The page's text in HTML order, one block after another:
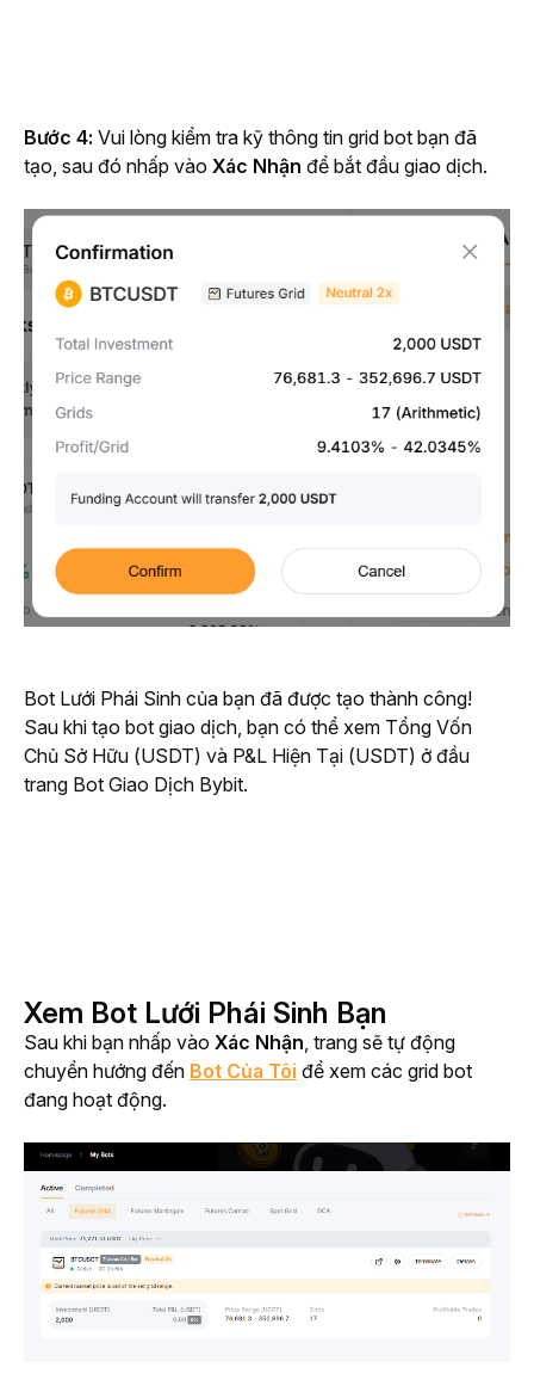
Bước 4: Vui lòng kiểm tra kỹ thông tin grid bot bạn đã
tạo, sau đó nhấp vào Xác Nhận để bắt đầu giao dịch.
Sau khi tạo bot giao dịch, bạn có thể xem Tổng Vốn
Chủ Sở Hữu (USDT) và P&L Hiện Tại (USDT) ở đầu
trang Bot Giao Dịch Bybit.
Xem Bot Lưới Phái Sinh Bạn
Sau khi bạn nhấp vào Xác Nhận, trang sẽ tự động
chuyển hướng đến Bot Của Tôi để xem các grid bot
đang hoạt động.